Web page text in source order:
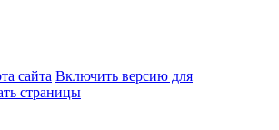
сайта Включить версию для
страницы